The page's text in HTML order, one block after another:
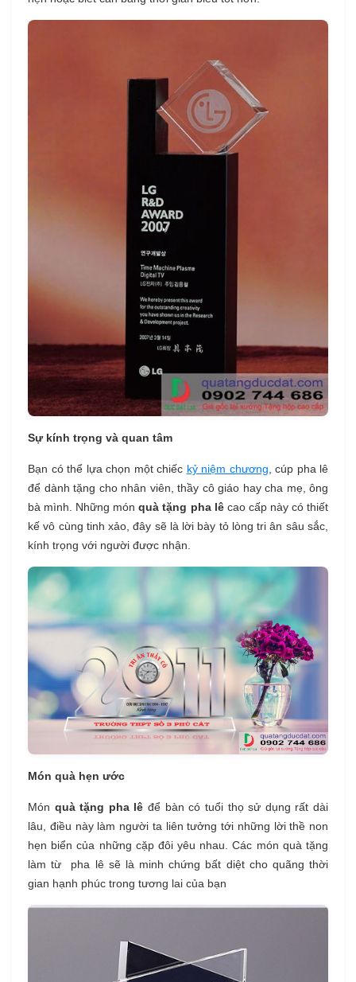
Sự kính trọng và quan tâm
Bạn có thể lựa chọn một chiếc kỷ niệm chương , cúp pha lê
để dành tặng cho nhân viên, thầy cô giáo hay cha mẹ, ông
bà mình. Những mónquà tặng pha lê cao cấp này có thiết
kế vô cùng tinh xảo, đây sẽ là lời bày tỏ lòng tri ân sâu sắc,
kính trọng với người được nhận.
Món quà hẹn ước
Món quà tặng pha lê để bàn có tuổi thọ sử dụng rất dài
lâu, điều này làm người ta liên tưởng tới những lời thề non
hẹn biển của những cặp đôi yêu nhau. Các món quà tặng
làm từ pha lê sẽ là minh chứng bất diệt cho quãng thời
gian hạnh phúc trong tương lai của bạn